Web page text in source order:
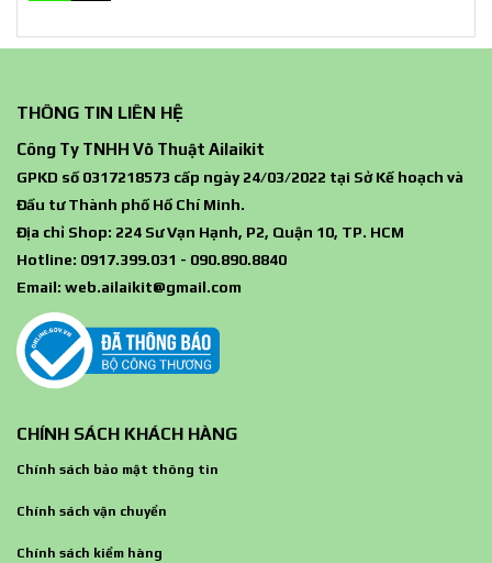
THÔNG TIN LIÊN HỆ
Công Ty TNHH Võ Thuật Ailaikit
GPKD số 0317218573 cấp ngày 24/03/2022 tại Sở Kế hoạch và
Đầu tư Thành phố Hồ Chí Minh.
Địa chỉ Shop: 224 Sư Vạn Hạnh, P2, Quận 10, TP. HCM
Hotline: 0917.399.031 - 090.890.8840
Email: web.ailaikit@gmail.com
CHÍNH SÁCH KHÁCH HÀNG
Chính sách bảo mật thông tin
Chính sách vận chuyển
Chính sách kiểm hàng